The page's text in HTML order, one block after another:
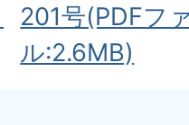
201号(PDFフ
ル:2.6MB)